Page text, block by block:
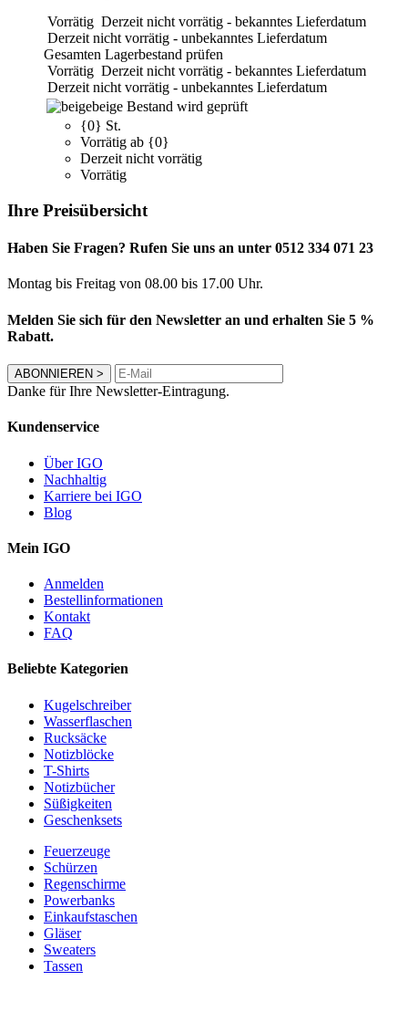
Vorrätig Derzeit nicht vorrätig - bekanntes Lieferdatum
Derzeit nicht vorrätig - unbekanntes Lieferdatum
Gesamten Lagerbestand prüfen
Vorrätig Derzeit nicht vorrätig - bekanntes Lieferdatum
Derzeit nicht vorrätig - unbekanntes Lieferdatum
beige Bestand wird geprüft
{0} St.
Vorrätig ab {0}
Derzeit nicht vorrätig
Vorrätig
Ihre Preisübersicht
Haben Sie Fragen? Rufen Sie uns an unter 0512 334 071 23
Montag bis Freitag von 08.00 bis 17.00 Uhr.
Melden Sie sich für den Newsletter an und erhalten Sie 5 %
Rabatt.
ABONNIEREN >
Danke für Ihre Newsletter-Eintragung.
Kundenservice
Über IGO
Nachhaltig
Karriere bei IGO
Blog
Mein IGO
Anmelden
Bestellinformationen
Kontakt
FAQ
Beliebte Kategorien
Kugelschreiber
Wasserflaschen
Rucksäcke
Notizblöcke
T-Shirts
Notizbücher
Süßigkeiten
Geschenksets
Feuerzeuge
Schürzen
Regenschirme
Powerbanks
Einkaufstaschen
Gläser
Sweaters
Tassen